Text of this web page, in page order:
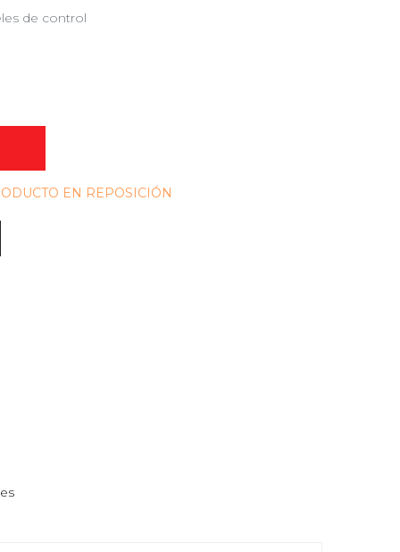
de control
EN REPOSICIÓN